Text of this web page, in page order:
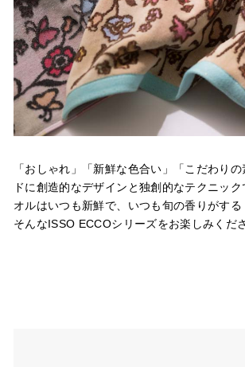
「おしゃれ」「新鮮な色合い」「こだわり
ドに創造的なデザインと独創的なテクニッ
オルはいつも新鮮で、いつも旬の香りがする
そんなISSO ECCOシリーズをお楽しみくだ